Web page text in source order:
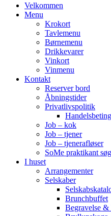
Primary
Menu
Velkommen
Menu
Krokort
Tavlemenu
Børnemenu
Drikkevarer
Vinkort
Vinmenu
Kontakt
Reserver bord
Åbningstider
Privatlivspolitik
Job – kok
Job – tjener
Job – tjenerafløser
SoMe praktikant
I huset
Arrangementer
Selskaber
Brunchbuffet
Begravelse